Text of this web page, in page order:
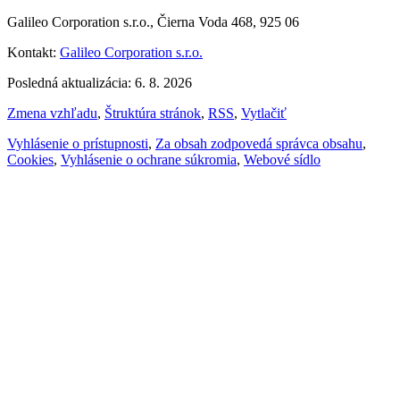
Galileo Corporation s.r.o., Čierna Voda 468, 925 06
Kontakt: Galileo Corporation s.r.o.
Posledná aktualizácia: 6. 8. 2026
Zmena vzhľadu, Štruktúra stránok, RSS, Vytlačiť
Vyhlásenie o prístupnosti, Za obsah zodpovedá správca obsahu,
Cookies, Vyhlásenie o ochrane súkromia, Webové sídlo